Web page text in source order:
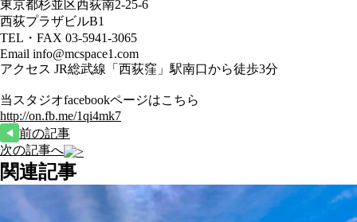
東京都杉並区西荻南2-25-6
西荻プラザビルB1
TEL・FAX 03-5941-3065
Email info@mcspace1.com
アクセス JR総武線「西荻窪」駅南口から徒歩3分
当スタジオfacebookページはこちら
http://on.fb.me/1qi4mk7
前の記事
次の記事へ
関連記事